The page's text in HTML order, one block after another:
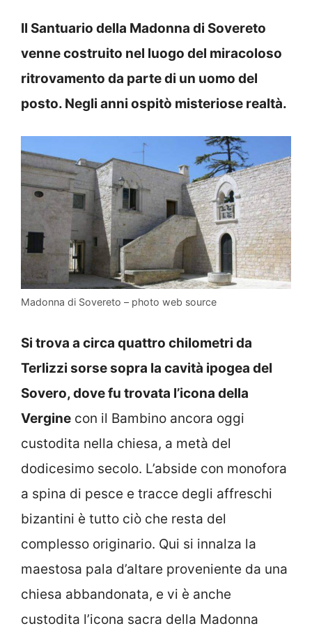
Il Santuario della Madonna di Sovereto
venne costruito nel luogo del miracoloso
ritrovamento da parte di un uomo del
posto. Negli anni ospitò misteriose realtà.
Madonna di Sovereto – photo web source
Si trova a circa quattro chilometri da
Terlizzi sorse sopra la cavità ipogea del
Sovero, dove fu trovata l’icona della
Vergine con il Bambino ancora oggi
custodita nella chiesa, a metà del
dodicesimo secolo. L’abside con monofora
a spina di pesce e tracce degli affreschi
bizantini è tutto ciò che resta del
complesso originario. Qui si innalza la
maestosa pala d’altare proveniente da una
chiesa abbandonata, e vi è anche
custodita l’icona sacra della Madonna